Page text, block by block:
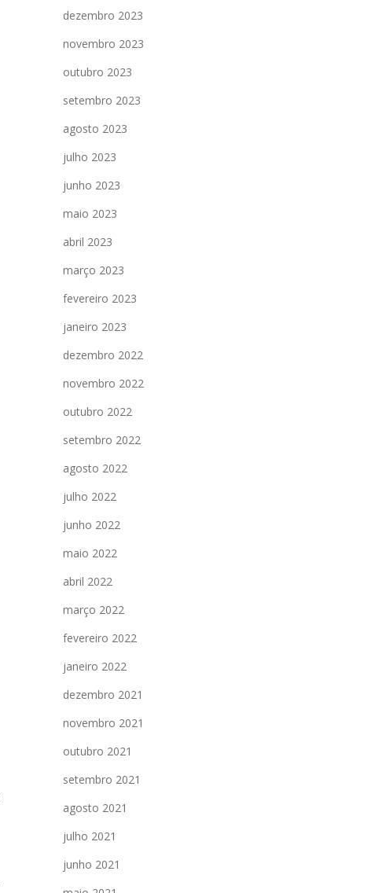
dezembro 2023
novembro 2023
outubro 2023
setembro 2023
agosto 2023
julho 2023
junho 2023
maio 2023
abril 2023
março 2023
fevereiro 2023
janeiro 2023
dezembro 2022
novembro 2022
outubro 2022
setembro 2022
agosto 2022
julho 2022
junho 2022
maio 2022
abril 2022
março 2022
fevereiro 2022
janeiro 2022
dezembro 2021
novembro 2021
outubro 2021
setembro 2021
agosto 2021
julho 2021
junho 2021